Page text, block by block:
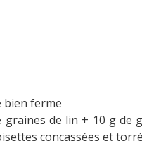
bien ferme
graines de lin + 10 g de
concassées et